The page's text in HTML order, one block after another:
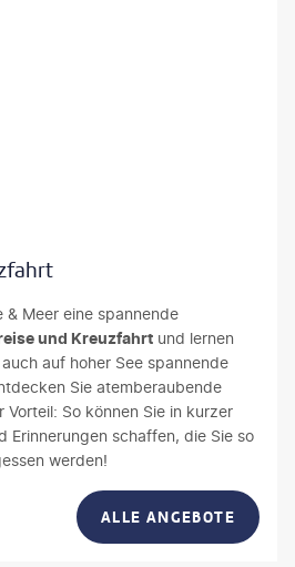
& Meer eine spannende
und Kreuzfahrt und lernen
auf hoher See spannende
Sie atemberaubende
Vorteil: So können Sie in kurzer
Erinnerungen schaffen, die Sie so
werden!
ALLE ANGEBOTE